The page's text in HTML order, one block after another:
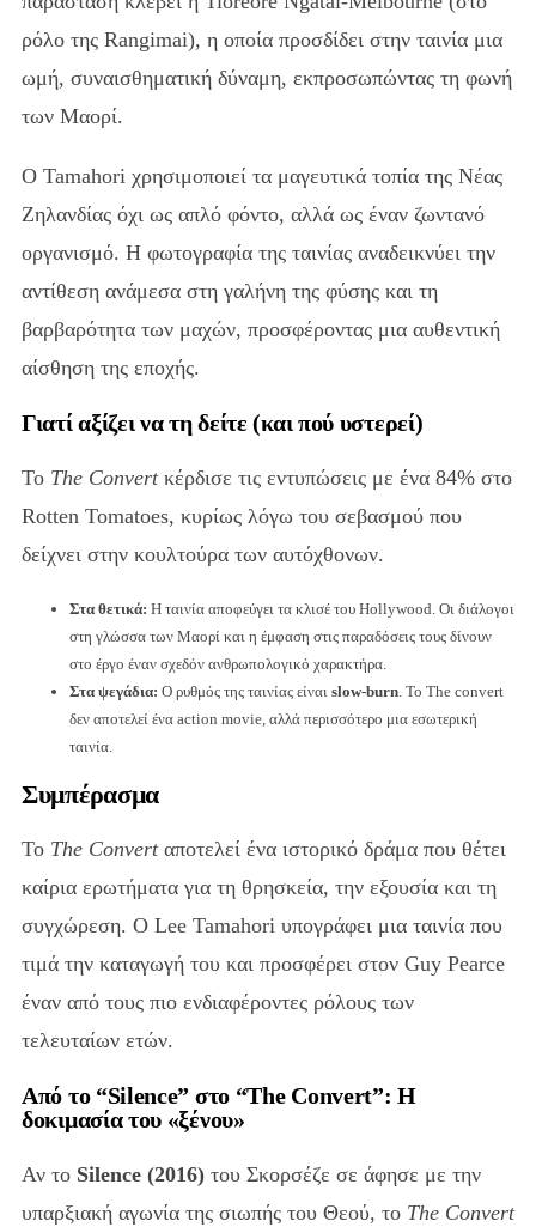
ρόλο της Rangimai), η οποία προσδίδει στην ταινία μια
ωμή, συναισθηματική δύναμη, εκπροσωπώντας τη φωνή
των Μαορί.
Ο Tamahori χρησιμοποιεί τα μαγευτικά τοπία της Νέας
Ζηλανδίας όχι ως απλό φόντο, αλλά ως έναν ζωντανό
οργανισμό. Η φωτογραφία της ταινίας αναδεικνύει την
αντίθεση ανάμεσα στη γαλήνη της φύσης και τη
βαρβαρότητα των μαχών, προσφέροντας μια αυθεντική
αίσθηση της εποχής.
Γιατί αξίζει να τη δείτε (και πού υστερεί)
Το The Convertκέρδισε τις εντυπώσεις με ένα 84% στο
Rotten Tomatoes, κυρίως λόγω του σεβασμού που
δείχνει στην κουλτούρα των αυτόχθονων.
Στα θετικά: Η ταινία αποφεύγει τα κλισέ του Hollywood. Οι διάλογοι
στη γλώσσα των Μαορί και η έμφαση στις παραδόσεις τους δίνουν
στο έργο έναν σχεδόν ανθρωπολογικό χαρακτήρα.
Στα ψεγάδια: Ο ρυθμός της ταινίας είναι slow-burn . Το The convert
δεν αποτελεί ένα action movie, αλλά περισσότερο μια εσωτερική
ταινία.
Συμπέρασμα
Το The Convertαποτελεί ένα ιστορικό δράμα που θέτει
καίρια ερωτήματα για τη θρησκεία, την εξουσία και τη
συγχώρεση. Ο Lee Tamahori υπογράφει μια ταινία που
τιμά την καταγωγή του και προσφέρει στον Guy Pearce
έναν από τους πιο ενδιαφέροντες ρόλους των
τελευταίων ετών.
Από το “Silence” στο “The Convert”: Η
δοκιμασία του «ξένου»
Αν το Silence (2016) του Σκορσέζε σε άφησε με την
υπαρξιακή αγωνία της σιωπής του Θεού, το The Convert